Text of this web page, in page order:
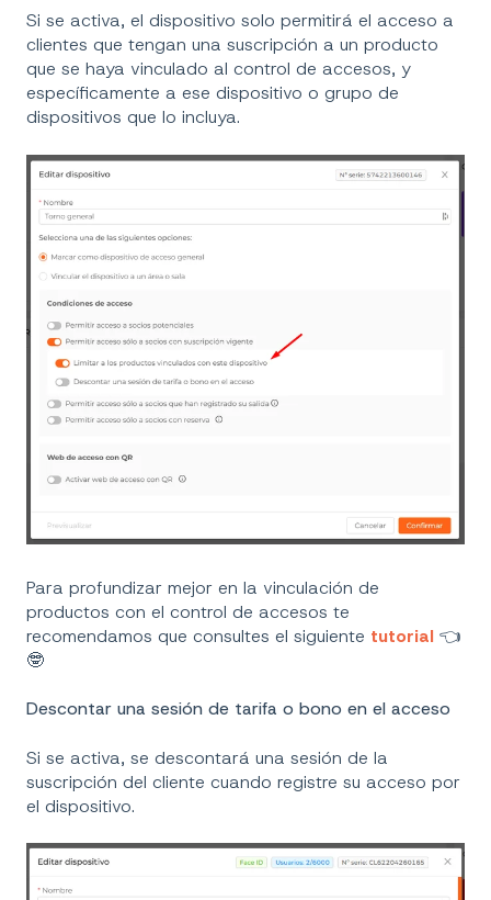
Si se activa, el dispositivo solo permitirá el acceso a
clientes que tengan una suscripción a un producto
que se haya vinculado al control de accesos, y
específicamente a ese dispositivo o grupo de
dispositivos que lo incluya.
Para profundizar mejor en la vinculación de
productos con el control de accesos te
recomendamos que consultes el siguiente tutorial 👈
🤓
Descontar una sesión de tarifa o bono en el acceso
Si se activa, se descontará una sesión de la
suscripción del cliente cuando registre su acceso por
el dispositivo.